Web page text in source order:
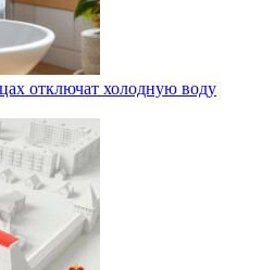
отключат холодную воду